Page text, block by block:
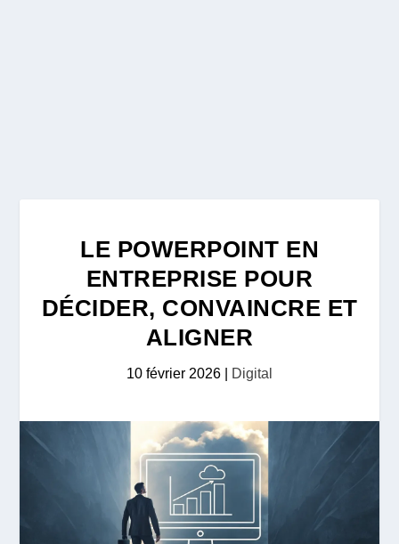
LE POWERPOINT EN
ENTREPRISE POUR
DÉCIDER, CONVAINCRE ET
ALIGNER
10 février 2026 Digital